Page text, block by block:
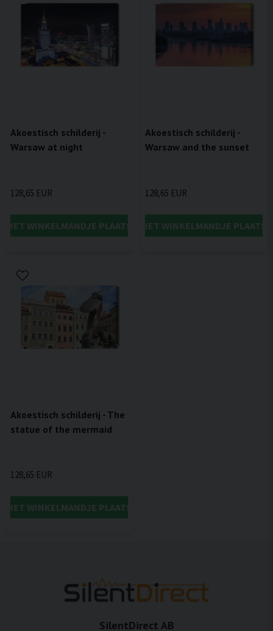
Akoestisch schilderij -
Warsaw at night
128,65 EUR
HET WINKELMANDJE PLAATSEN
Akoestisch schilderij -
Warsaw and the sunset
128,65 EUR
IN HET WINKELMANDJE
Akoestisch schilderij - The
statue of the mermaid
128,65 EUR
HET WINKELMANDJE PLAATSEN
SilentDirect AB